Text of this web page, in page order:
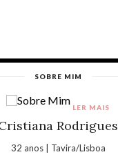
SOBRE MIM
Rodrigues
32 anos | Tavira/Lisboa
LER MAIS